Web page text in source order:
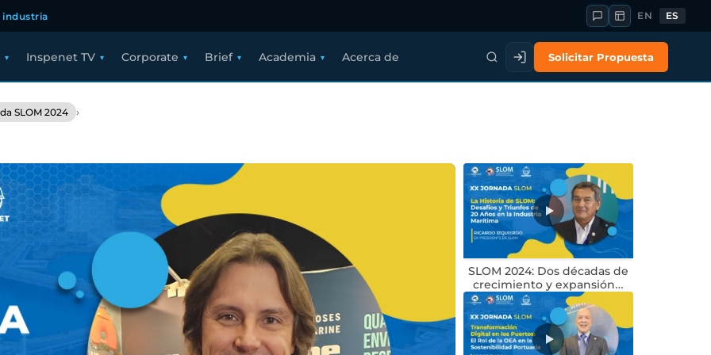
industria EN ES
Inspenet TV Corporate Brief Academia Acerca de Solicitar Propuesta
SLOM 2024 ›
SLOM 2024: Dos décadas de
crecimiento y expansión…